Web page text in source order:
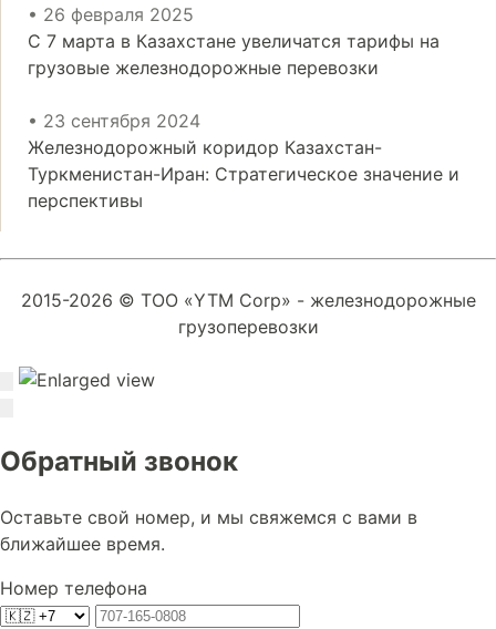
• 26 февраля 2025
С 7 марта в Казахстане увеличатся тарифы на
грузовые железнодорожные перевозки
• 23 сентября 2024
Железнодорожный коридор Казахстан-
Туркменистан-Иран: Стратегическое значение и
перспективы
2015-2026 © ТОО «YTM Corp» - железнодорожные
грузоперевозки
Обратный звонок
Оставьте свой номер, и мы свяжемся с вами в
ближайшее время.
Номер телефона